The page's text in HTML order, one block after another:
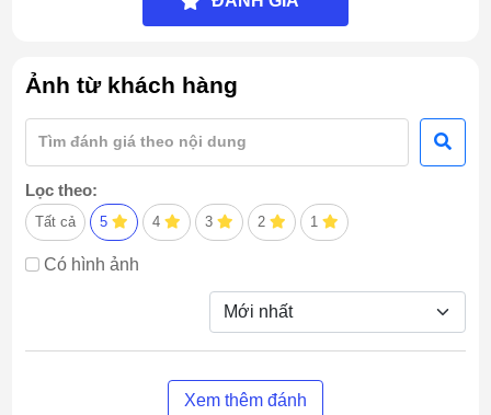
Ảnh từ khách hàng
Lọc theo:
Tất cả 5 4 3 2 1
Có hình ảnh
Xem thêm đánh